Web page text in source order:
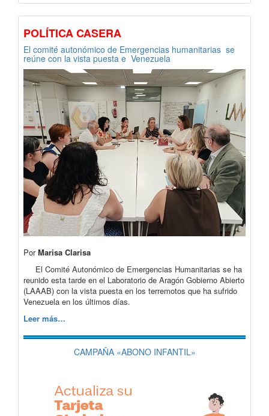
POLÍTICA CASERA
El comité autonómico de Emergencias humanitarias se
reúne con la vista puesta e Venezuela
PorMarisa Clarisa
El Comité Autonómico de Emergencias Humanitarias se ha
reunido esta tarde en el Laboratorio de Aragón Gobierno Abierto
(LAAAB) con la vista puesta en los terremotos que ha sufrido
Venezuela en los últimos días.
Leer más…
CAMPAÑA «ABONO INFANTIL»